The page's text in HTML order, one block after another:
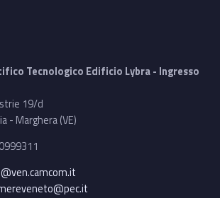
Tecnologico Edificio Lybra - Ingresso
19/d
- Marghera (VE)